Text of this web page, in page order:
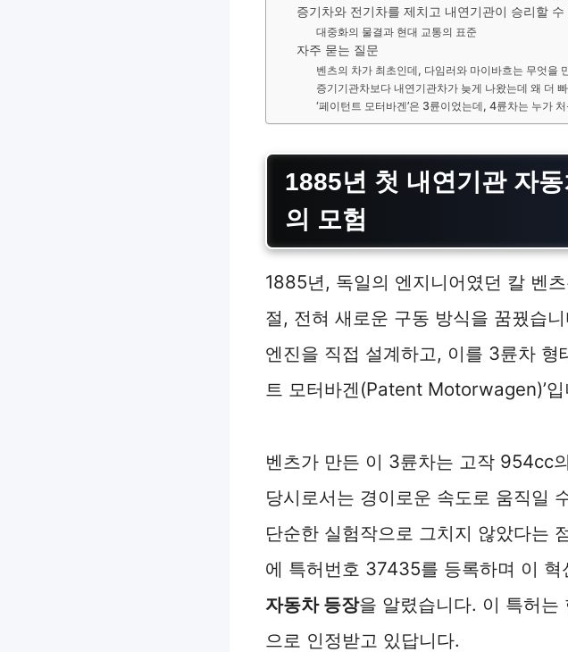
증기차와 전기차를 제치고 내연기관이 승리할
대중화의 물결과 현대 교통의 표준
자주 묻는 질문
벤츠의 차가 최초인데, 다임러와 마이바흐는 무엇을
증기기관차보다 내연기관차가 늦게 나왔는데 왜 더
‘페이턴트 모터바겐’은 3륜이었는데, 4륜차는 누가
1885년 첫 내연기관 자
의 모험
1885년, 독일의 엔지니어였던 칼 벤
절, 전혀 새로운 구동 방식을 꿈꿨습
엔진을 직접 설계하고, 이를 3륜차 형
트 모터바겐(Patent Motorwagen)’입
벤츠가 만든 이 3륜차는 고작 954cc
당시로서는 경이로운 속도로 움직일
단순한 실험작으로 그치지 않았다는
에 특허번호 37435를 등록하며 이 혁
자동차 등장을 알렸습니다. 이 특허는
으로 인정받고 있답니다.